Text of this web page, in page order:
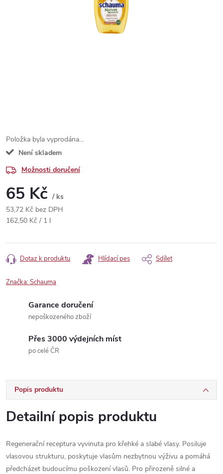
Položka byla vyprodána…
Není skladem
Možnosti doručení
65 Kč / ks
53,72 Kč bez DPH
Měrná
162,50 Kč / 1 l
Dotaz k produktu Hlídací pes Sdílet
Značka:Schauma
Garance doručení
nepoškozeného zboží
Přes 3000 výdejních míst
po celé ČR
Popis produktu
Detailní popis produktu
Regenerační receptura vyvinuta pro křehké a slabé vlasy. Posiluje
vlasovou strukturu, poskytuje vlasům nezbytnou výživu a pomáhá
předcházet budoucímu poškození vlasů. Pro přirozeně silné a